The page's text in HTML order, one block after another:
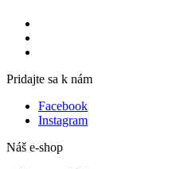
Pridajte sa k nám
Facebook
Instagram
Náš e-shop